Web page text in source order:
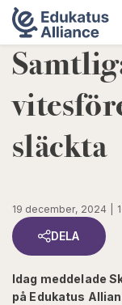
Hoppa
till
innehåll
släckta
19 december, 2024
DELA
Idag meddelade
på Edukatus